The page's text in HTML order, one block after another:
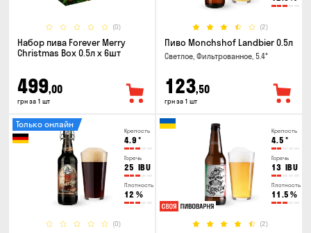
(0)
Набор пива Forever Merry
Christmas Box 0.5л x 6шт
499,00
грн за 1 шт
(2)
Пиво Monchshof Landbier 0.5л
Светлое, Фильтрованное, 5.4°
123,50
грн за 1 шт
Крепость
4.9 °
Горечь
25 IBU
Плотность
12 %
(0)
Только онлайн
Крепость
4.5 °
Горечь
13 IBU
Плотность
11.5 %
(2)